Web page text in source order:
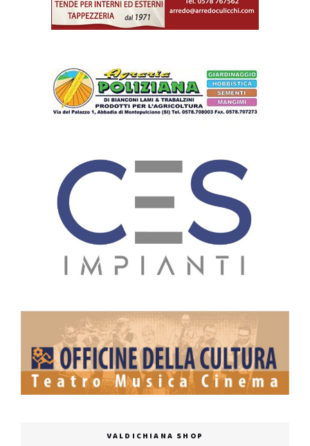
VALDICHIANA SHOP